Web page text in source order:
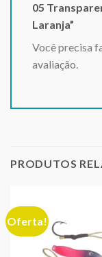
05
Laranja”
Você precisa
avaliação.
PRODUTOS
Oferta!